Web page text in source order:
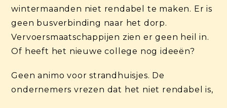
wintermaanden niet rendabel te maken. Er is
geen busverbinding naar het dorp.
Vervoersmaatschappijen zien er geen heil in.
Of heeft het nieuwe college nog ideeën?
Geen animo voor strandhuisjes. De
ondernemers vrezen dat het niet rendabel is,